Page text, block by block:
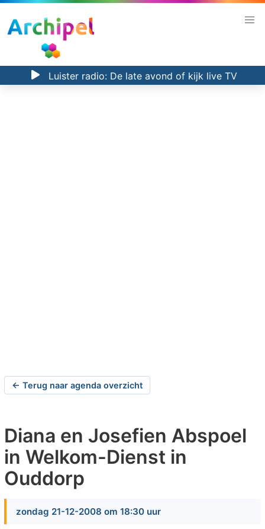
Luister radio: De late avond of kijk live TV
← Terug naar agenda overzicht
Diana en Josefien Abspoel
in Welkom-Dienst in
Ouddorp
zondag 21-12-2008 om 18:30 uur